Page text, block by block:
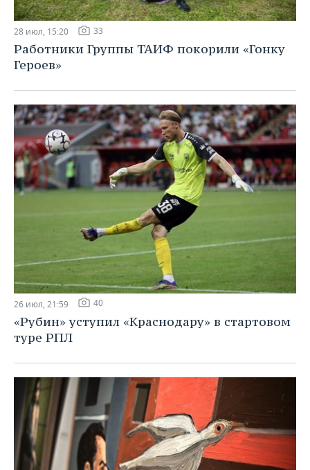
28 июл, 15:20 33
Работники Группы ТАИФ покорили «Гонку
Героев»
26 июл, 21:59 40
«Рубин» уступил «Краснодару» в стартовом
туре РПЛ